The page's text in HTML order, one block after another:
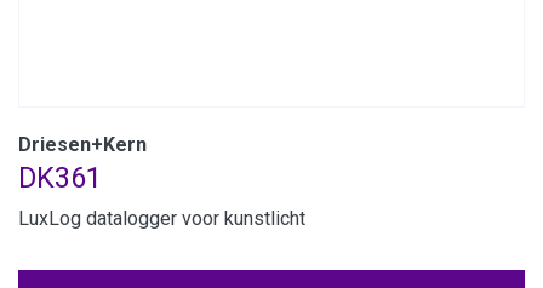
Driesen+Kern
DK361
LuxLog datalogger voor kunstlicht